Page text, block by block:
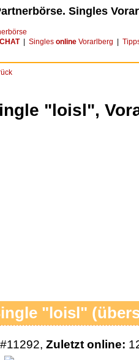
Singles
CHAT| Singles online Vorarlberg
"loisl",
"loisl"
#11292, Zuletzt online: